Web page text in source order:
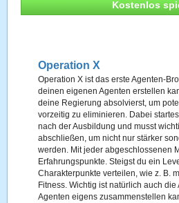
Kostenlos
Operation X
Operation X ist das erste Agenten-
deinen eigenen Agenten erstellen
deine Regierung absolvierst, um
vorzeitig zu eliminieren. Dabei
nach der Ausbildung und musst
abschließen, um nicht nur stärker
werden. Mit jeder abgeschlossenen
Erfahrungspunkte. Steigst du ein
Charakterpunkte verteilen, wie z. B.
Fitness. Wichtig ist natürlich auch
Agenten eigens zusammenstellen